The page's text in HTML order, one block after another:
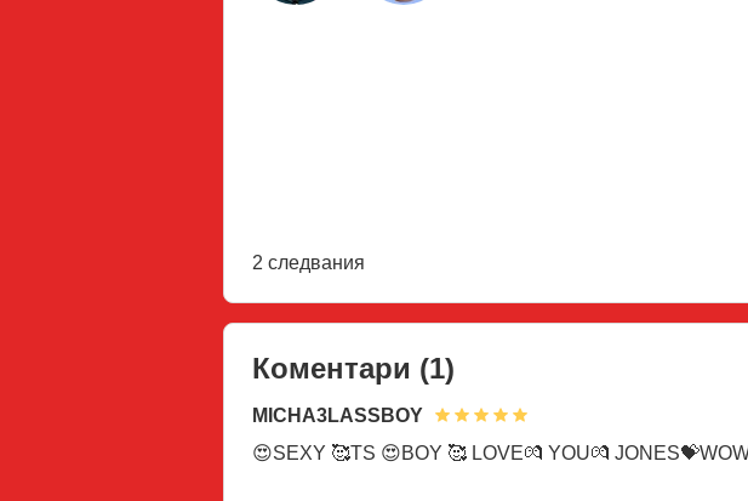
2 следвания
Коментари (1)
MICHA3LASSBOY
😍SEXY 🥰TS 😍BOY 🥰 LOVE💏 YOU💏